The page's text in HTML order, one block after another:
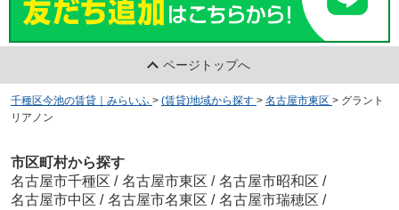
ページトップへ
千種区今池の賃貸｜みらいふ > (賃貸)地域から探す > 名古屋市東区 > グラント
リアノン
市区町村から探す
名古屋市千種区 / 名古屋市東区 / 名古屋市昭和区 /
名古屋市中区 / 名古屋市名東区 / 名古屋市瑞穂区 /